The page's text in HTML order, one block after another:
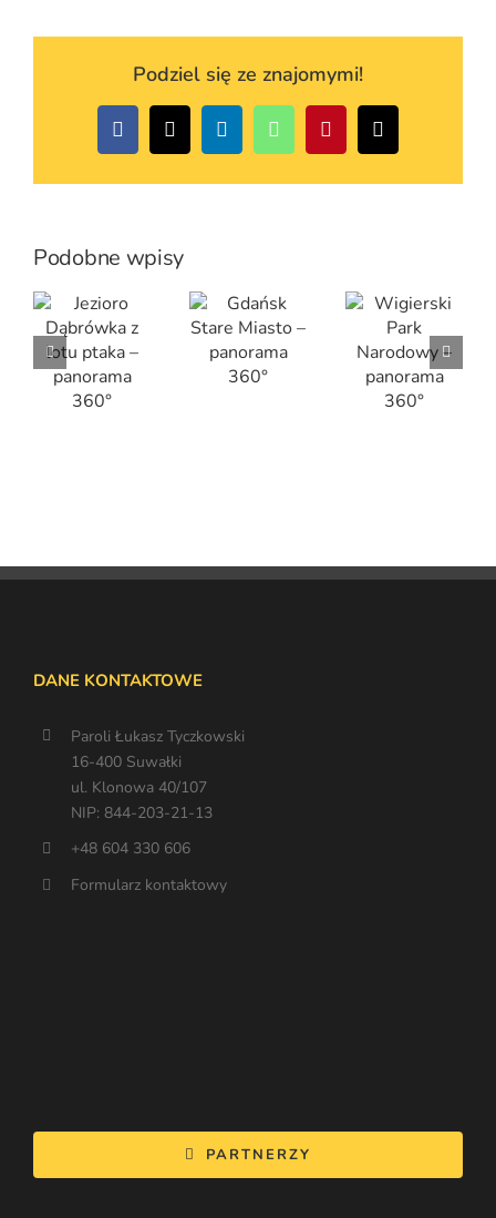
Podziel się ze znajomymi!
Facebook
X LinkedInWhatsAppPinterestEmail
Podobne wpisy
DANE KONTAKTOWE
Paroli Łukasz Tyczkowski
16-400 Suwałki
ul. Klonowa 40/107
NIP: 844-203-21-13
+48 604 330 606
Formularz kontaktowy
PARTNERZY